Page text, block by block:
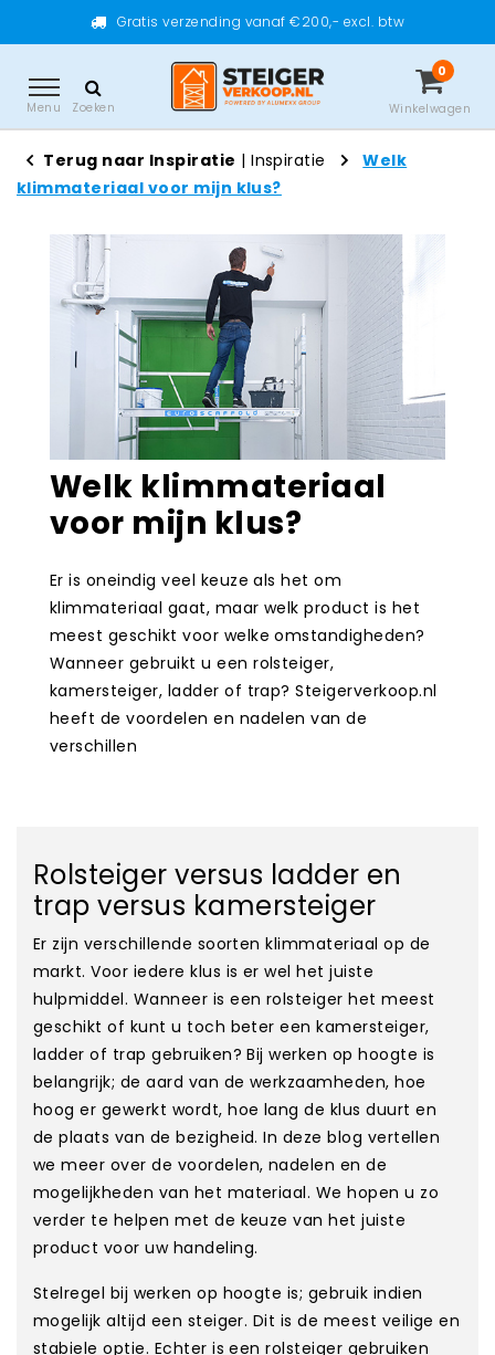
Gratis verzending vanaf €200,- excl. btw
Menu Zoeken
0
Winkelwagen
Terug naar Inspiratie |Inspiratie
Welk
klimmateriaal voor mijn klus?
Welk klimmateriaal
voor mijn klus?
Er is oneindig veel keuze als het om
klimmateriaal gaat, maar welk product is het
meest geschikt voor welke omstandigheden?
Wanneer gebruikt u een rolsteiger,
kamersteiger, ladder of trap? Steigerverkoop.nl
heeft de voordelen en nadelen van de
verschillen
Rolsteiger versus ladder en
trap versus kamersteiger
Er zijn verschillende soorten klimmateriaal op de
markt. Voor iedere klus is er wel het juiste
hulpmiddel. Wanneer is een rolsteiger het meest
geschikt of kunt u toch beter een kamersteiger,
ladder of trap gebruiken? Bij werken op hoogte is
belangrijk; de aard van de werkzaamheden, hoe
hoog er gewerkt wordt, hoe lang de klus duurt en
de plaats van de bezigheid. In deze blog vertellen
we meer over de voordelen, nadelen en de
mogelijkheden van het materiaal. We hopen u zo
verder te helpen met de keuze van het juiste
product voor uw handeling.
Stelregel bij werken op hoogte is; gebruik indien
mogelijk altijd een steiger. Dit is de meest veilige en
stabiele optie. Echter is een rolsteiger gebruiken